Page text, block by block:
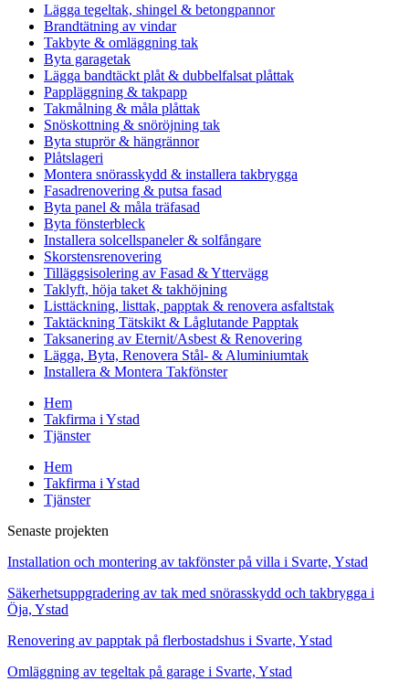
Lägga tegeltak, shingel & betongpannor
Brandtätning av vindar
Takbyte & omläggning tak
Byta garagetak
Lägga bandtäckt plåt & dubbelfalsat plåttak
Pappläggning & takpapp
Takmålning & måla plåttak
Snöskottning & snöröjning tak
Byta stuprör & hängrännor
Plåtslageri
Montera snörasskydd & installera takbrygga
Fasadrenovering & putsa fasad
Byta panel & måla träfasad
Byta fönsterbleck
Installera solcellspaneler & solfångare
Skorstensrenovering
Tilläggsisolering av Fasad & Yttervägg
Taklyft, höja taket & takhöjning
Listtäckning, listtak, papptak & renovera asfaltstak
Taktäckning Tätskikt & Låglutande Papptak
Taksanering av Eternit/Asbest & Renovering
Lägga, Byta, Renovera Stål- & Aluminiumtak
Installera & Montera Takfönster
Hem
Takfirma i Ystad
Tjänster
Hem
Takfirma i Ystad
Tjänster
Senaste projekten
Installation och montering av takfönster på villa i Svarte, Ystad
Säkerhetsuppgradering av tak med snörasskydd och takbrygga i
Öja, Ystad
Renovering av papptak på flerbostadshus i Svarte, Ystad
Omläggning av tegeltak på garage i Svarte, Ystad